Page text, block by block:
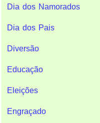
Dia dos Namorados
Dia dos Pais
Diversão
Educação
Eleições
Engraçado